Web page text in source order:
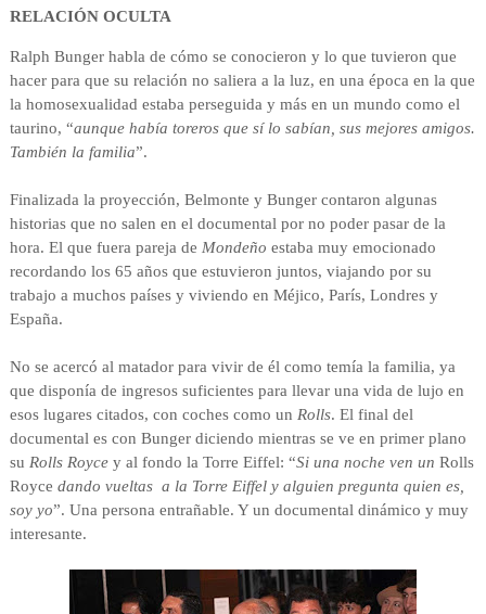
RELACIÓN OCULTA
Ralph Bunger habla de cómo se conocieron y lo que tuvieron que
hacer para que su relación no saliera a la luz, en una época en la que
la homosexualidad estaba perseguida y más en un mundo como el
taurino, “aunque había toreros que sí lo sabían, sus mejores amigos.
También la familia”.
Finalizada la proyección, Belmonte y Bunger contaron algunas
historias que no salen en el documental por no poder pasar de la
hora. El que fuera pareja de Mondeño estaba muy emocionado
recordando los 65 años que estuvieron juntos, viajando por su
trabajo a muchos países y viviendo en Méjico, París, Londres y
España.
No se acercó al matador para vivir de él como temía la familia, ya
que disponía de ingresos suficientes para llevar una vida de lujo en
esos lugares citados, con coches como un Rolls. El final del
documental es con Bunger diciendo mientras se ve en primer plano
su Rolls Roycey al fondo la Torre Eiffel: “Si una noche ven un Rolls
Royce dando vueltas a la Torre Eiffel y alguien pregunta quien es,
soy yo”. Una persona entrañable. Y un documental dinámico y muy
interesante.